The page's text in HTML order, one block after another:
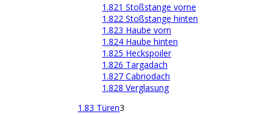
1.821 Stoßstange vorne
1.822 Stoßstange hinten
1.823 Haube vorn
1.824 Haube hinten
1.825 Heckspoiler
1.826 Targadach
1.827 Cabriodach
1.828 Verglasung
1.83 Türen3